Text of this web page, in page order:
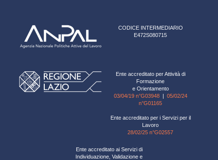
CODICE INTERMEDIARIO
E472S080715
Ente accreditato per Attività di
Formazione
e Orientamento
03/04/19 n°G03948| 05/02/24
n°G01165
Ente accreditato per i Servizi per il
Lavoro
28/02/25 n°G02557
Ente accreditato ai Servizi di
Individuazione, Validazione e